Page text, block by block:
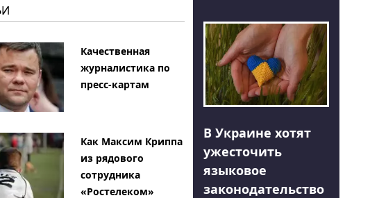
Качественная
журналистика по
пресс-картам
Как Максим Криппа
из рядового
сотрудника
«Ростелеком»
В Украине хотят
ужесточить
языковое
законодательство